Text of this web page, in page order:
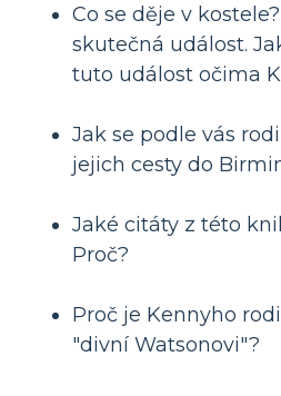
Co se děje v
skutečná událost.
tuto událost očima
Jak se podle vás
jejich cesty do
Jaké citáty z této
Proč?
Proč je Kennyho
"divní Watsonovi"?